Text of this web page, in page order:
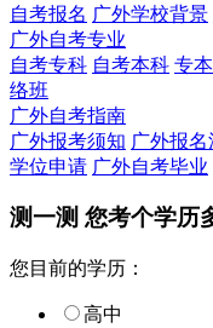
自考报名 广外学校背景
广外自考专业
自考专科 自考本科 专
络班
广外自考指南
广外报考须知 广外报名
学位申请 广外自考毕业
测一测 您考个学历
您目前的学历：
高中